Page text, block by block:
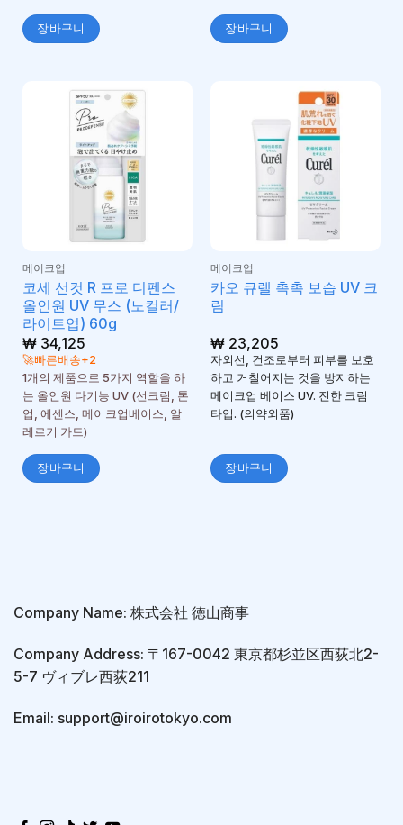
장바구니 장바구니
메이크업
코세 선컷 R 프로 디펜스
올인원 UV 무스 (노컬러/
라이트업) 60g
₩34,125
🚀빠른배송+2
1개의 제품으로 5가지 역할을 하
는 올인원 다기능 UV (선크림, 톤
업, 에센스, 메이크업베이스, 알
레르기 가드)
장바구니
메이크업
카오 큐렐 촉촉 보습 UV 크
림
₩23,205
자외선, 건조로부터 피부를 보호
하고 거칠어지는 것을 방지하는
메이크업 베이스 UV. 진한 크림
타입. (의약외품)
장바구니
Company Name: 株式会社 徳山商事
Company Address: 〒167-0042 東京都杉並区西荻北2-
5-7 ヴィブレ西荻211
Email: support@iroirotokyo.com